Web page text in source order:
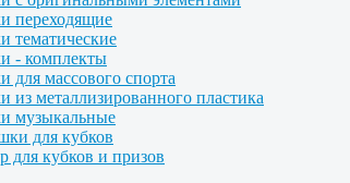
переходящие
тематические
- комплекты
для массового спорта
из металлизированного пластика
музыкальные
для кубков
для кубков и призов